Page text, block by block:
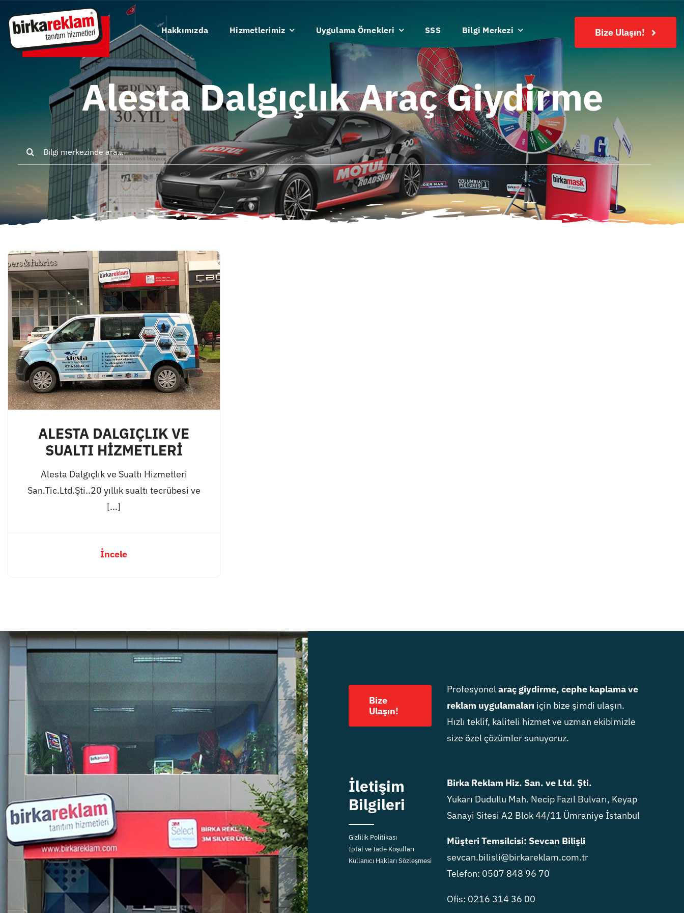
content
Hakkımızda Hizmetlerimiz Uygulama Örnekleri SSS Bilgi Merkezi Bize Ulaşın!
Alesta Dalgıçlık Araç Giydirme
Search
for:
ALESTA DALGIÇLIK VE
SUALTI HİZMETLERİ
Alesta Dalgıçlık ve Sualtı Hizmetleri
San.Tic.Ltd.Şti..20 yıllık sualtı tecrübesi ve
[...]
İncele
Bize
Ulaşın!
Profesyonelaraç giydirme, cephe kaplama ve
reklam uygulamaları için bize şimdi ulaşın.
Hızlı teklif, kaliteli hizmet ve uzman ekibimizle
size özel çözümler sunuyoruz.
İletişim
Bilgileri
Gizlilik Politikası
İptal ve İade Koşulları
Kullanıcı Hakları Sözleşmesi
Birka Reklam Hiz. San. ve Ltd. Şti.
Yukarı Dudullu Mah. Necip Fazıl Bulvarı, Keyap
Sanayi Sitesi A2 Blok 44/11 Ümraniye İstanbul
Müşteri Temsilcisi: Sevcan Bilişli
sevcan.bilisli@birkareklam.com.tr
Telefon: 0507 848 96 70
Ofis: 0216 314 36 00